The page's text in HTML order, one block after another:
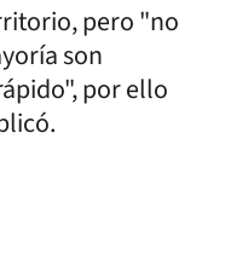
pero "no
son
por ello